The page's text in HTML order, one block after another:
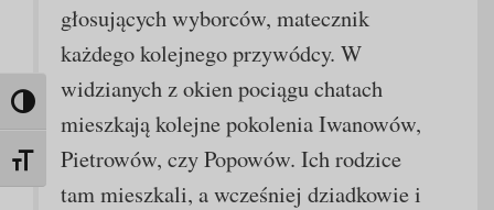
Toggle High Contrast
Toggle Font size
głosujących wyborców, matecznik
każdego kolejnego przywódcy. W
widzianych z okien pociągu chatach
mieszkają kolejne pokolenia Iwanowów,
Pietrowów, czy Popowów. Ich rodzice
tam mieszkali, a wcześniej dziadkowie i